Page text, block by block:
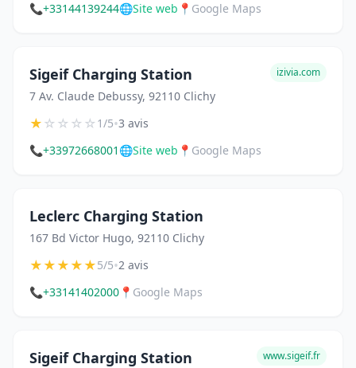
📞+33144139244🌐Site web 📍 Google Maps
Sigeif Charging Station
7 Av. Claude Debussy, 92110 Clichy
izivia.com
★☆☆☆☆1/5•3 avis
📞+33972668001 🌐Site web 📍 Google Maps
Leclerc Charging Station
167 Bd Victor Hugo, 92110 Clichy
★★★★★5/5•2 avis
📞+33141402000 📍 Google Maps
Sigeif Charging Station www.sigeif.fr